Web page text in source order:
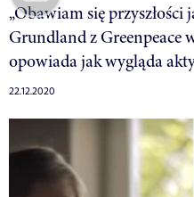
„Obawiam się
Grundland z Greenpeace
opowiada jak wygląda
22.12.2020